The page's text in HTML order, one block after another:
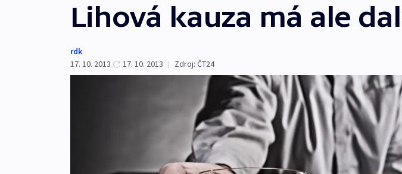
Lihová kauza má ale
rdk
17. 10. 2013
17. 10. 2013 | Zdroj: ČT24